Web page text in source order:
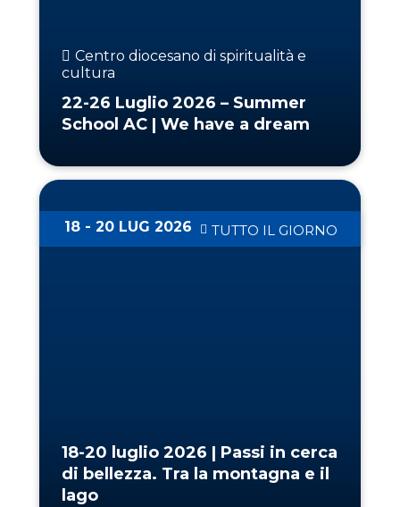
Centro diocesano di spiritualità e
cultura
22-26 Luglio 2026 – Summer
School AC | We have a dream
18 - 20 LUG 2026 TUTTO IL GIORNO
18-20 luglio 2026 | Passi in cerca
di bellezza. Tra la montagna e il
lago